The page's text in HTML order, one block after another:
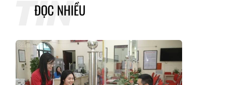
ĐỌC NHIỀU